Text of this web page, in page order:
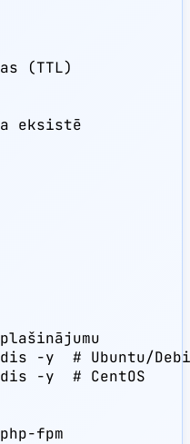
(TTL)
eksistē
-y  # Ubuntu/
-y  # CentOS
fpm